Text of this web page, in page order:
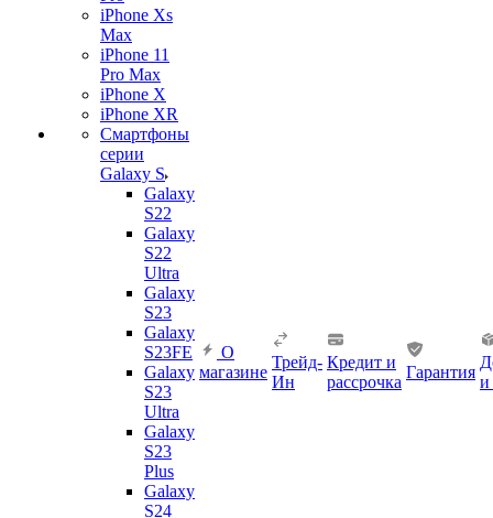
iPhone Xs
Max
iPhone 11
Pro Max
iPhone X
iPhone XR
Смартфоны
серии
Galaxy S
Galaxy
S22
Galaxy
S22
Ultra
Galaxy
S23
Galaxy
S23FE
Galaxy
S23
Ultra
Galaxy
S23
Plus
Galaxy
S24
О
магазине
Трейд-
Ин
Кредит и
рассрочка
Гарантия
и